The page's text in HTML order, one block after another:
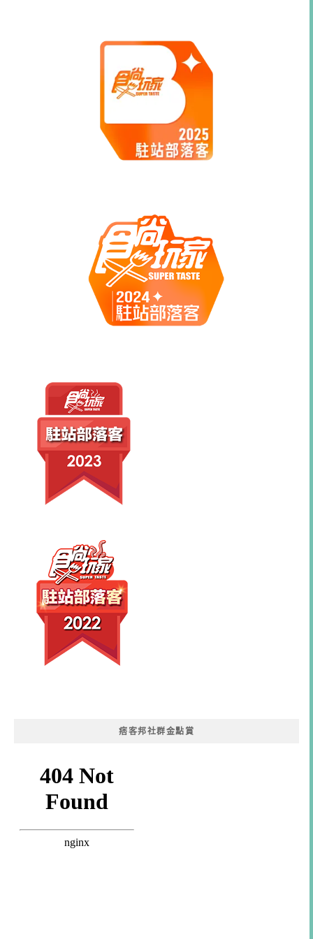
痞客邦社群金點賞